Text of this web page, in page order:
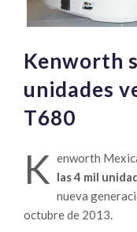
Kenworth
unidades
T680
K enworth
las 4 mil
nueva
octubre de 2013.